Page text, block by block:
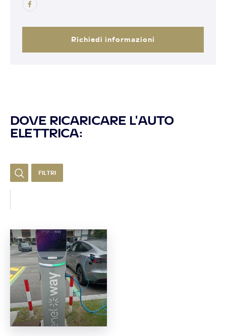
Richiedi informazioni
DOVE RICARICARE L'AUTO
ELETTRICA:
FILTRI